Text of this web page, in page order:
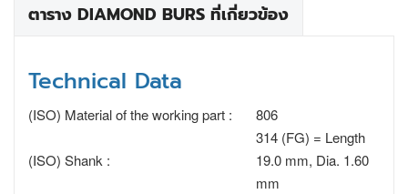
ตาราง DIAMOND BURS ที่เกี่ยวข้อง
Technical Data
(ISO) Material of the working part : 806
(ISO) Shank :
314 (FG) = Length
19.0 mm, Dia. 1.60
mm